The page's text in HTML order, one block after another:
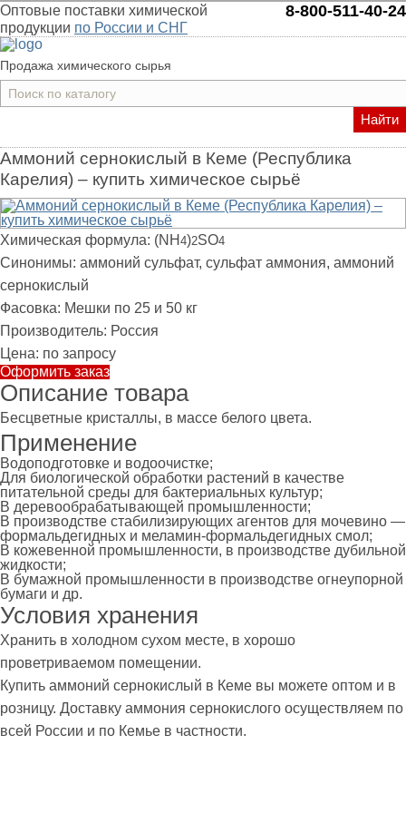
Оптовые поставки химической
продукции по России и СНГ
8-800-511-40-24
Продажа химического сырья
Найти
Аммоний сернокислый в Кеме (Республика
Карелия) – купить химическое сырьё
Химическая формула: (NH 4)2SO4
Синонимы: аммоний сульфат, сульфат аммония, аммоний
сернокислый
Фасовка: Мешки по 25 и 50 кг
Производитель: Россия
Цена: по запросу
Оформить заказ
Описание товара
Бесцветные кристаллы, в массе белого цвета.
Применение
Водоподготовке и водоочистке;
Для биологической обработки растений в качестве
питательной среды для бактериальных культур;
В деревообрабатывающей промышленности;
В производстве стабилизирующих агентов для мочевино —
формальдегидных и меламин-формальдегидных смол;
В кожевенной промышленности, в производстве дубильной
жидкости;
В бумажной промышленности в производстве огнеупорной
бумаги и др.
Условия хранения
Хранить в холодном сухом месте, в хорошо
проветриваемом помещении.
Купить аммоний сернокислый в Кеме вы можете оптом и в
розницу. Доставку аммония сернокислого осуществляем по
всей России и по Кемье в частности.